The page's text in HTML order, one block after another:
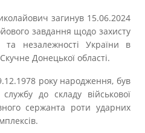
інформація
влади
загинув 15.06.2024
завдання щодо захисту
та незалежності України в
Донецької області.
року народження, був
до складу військової
сержанта роти ударних